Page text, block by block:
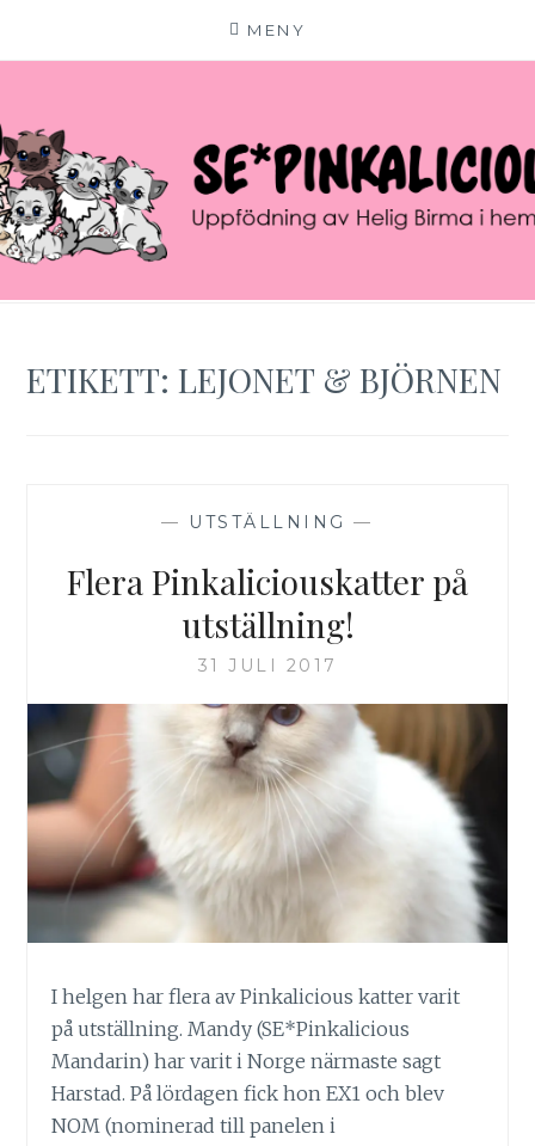
MENY
innehåll
SE*PINKALICIOUS
VÄLKOMMEN TILL VÅR LILLA KATTERIA!
ETIKETT:LEJONET & BJÖRNEN
— UTSTÄLLNING —
Flera Pinkaliciouskatter på
utställning!
31 JULI 2017
I helgen har flera av Pinkalicious katter varit
på utställning. Mandy (SE*Pinkalicious
Mandarin) har varit i Norge närmaste sagt
Harstad. På lördagen fick hon EX1 och blev
NOM (nominerad till panelen i